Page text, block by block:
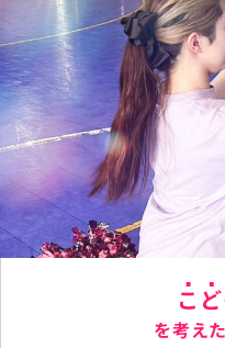
page/home/hero-
type null in
/home/cheerland/rivets-
pop.jp/public_html/
test2/wp-
content/themes/rivets-
pop-
wp/src/views/object/
slider.phpon line50
こ
を考え